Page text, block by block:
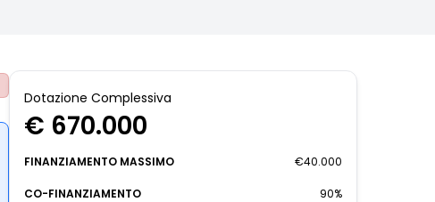
Dotazione Complessiva
€ 670.000
FINANZIAMENTO MASSIMO €40.000
CO-FINANZIAMENTO 90%